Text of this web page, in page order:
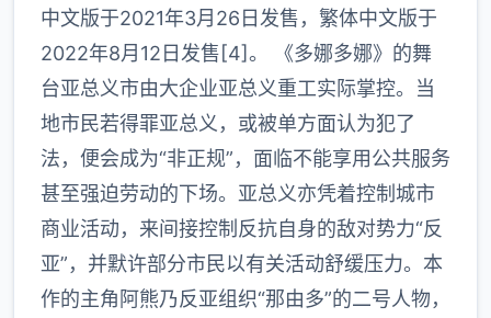
中文版于2021年3月26日发售，繁体中文版于
2022年8月12日发售[4]。 《多娜多娜》的舞
台亚总义市由大企业亚总义重工实际掌控。当
地市民若得罪亚总义，或被单方面认为犯了
法，便会成为“非正规”，面临不能享用公共服务
甚至强迫劳动的下场。亚总义亦凭着控制城市
商业活动，来间接控制反抗自身的敌对势力“反
亚”，并默许部分市民以有关活动舒缓压力。本
作的主角阿熊乃反亚组织“那由多”的二号人物，